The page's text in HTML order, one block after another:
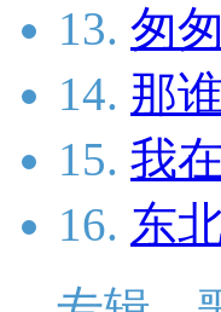
13. 匆匆
14. 那
15. 我
16. 东